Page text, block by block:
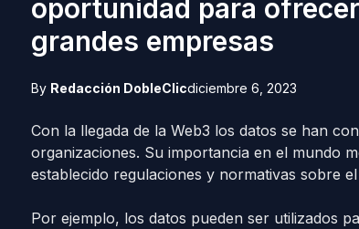
oportunidad para
grandes empresas
By Redacción DobleClicdiciembre 6, 2023
Con la llegada de la Web3 los datos se han
organizaciones. Su importancia en el mundo
establecido regulaciones y normativas sobre
Por ejemplo, los datos pueden ser utilizados